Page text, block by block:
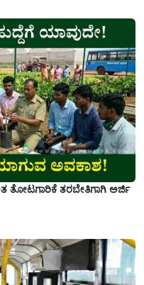
ತೋಟಗಾರಿಕೆ ತರಬೇತಿಗಾಗಿ ಅರ್ಜಿ